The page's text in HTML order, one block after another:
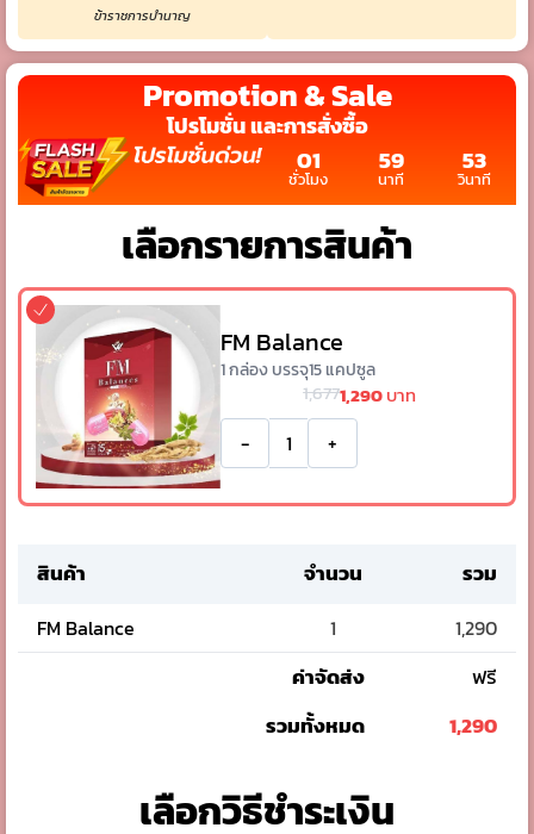
ข้าราชการบำนาญ
Promotion & Sale
โปรโมชั่น และการสั่งซื้อ
01
ชั่วโมง
59
นาที
52
วินาที
เลือกรายการสินค้า
FM Balance
1 กล่อง บรรจุ15 แคปซูล
1,6771,290บาท
- +
สินค้า จำนวน รวม
FM Balance 1 1,290
ค่าจัดส่ง
ฟรี
รวมทั้งหมด
1,290
เลือกวิธีชำระเงิน